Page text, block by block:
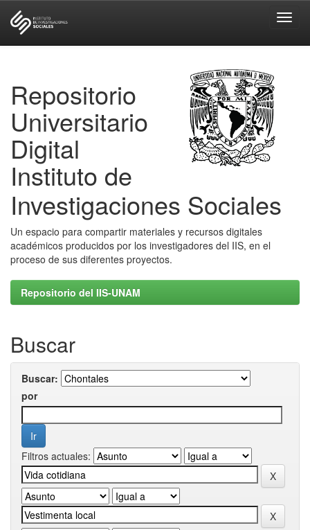
Repositorio
Universitario
Digital
Instituto de
Investigaciones Sociales
Un espacio para compartir materiales y recursos digitales
académicos producidos por los investigadores del IIS, en el
proceso de sus diferentes proyectos.
Repositorio del IIS-UNAM
Buscar
Buscar:
por
Filtros actuales: